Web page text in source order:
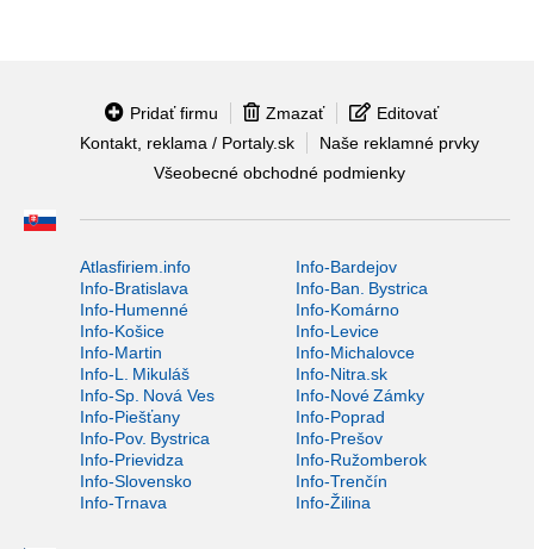
Pridať firmu Zmazať
Editovať
Kontakt, reklama / Portaly.sk
Naše reklamné prvky
Všeobecné obchodné podmienky
Atlasfiriem.info
Info-Bardejov
Info-Bratislava
Info-Ban. Bystrica
Info-Humenné
Info-Komárno
Info-Košice
Info-Levice
Info-Martin
Info-Michalovce
Info-L. Mikuláš
Info-Nitra.sk
Info-Sp. Nová Ves
Info-Nové Zámky
Info-Piešťany
Info-Poprad
Info-Pov. Bystrica
Info-Prešov
Info-Prievidza
Info-Ružomberok
Info-Slovensko
Info-Trenčín
Info-Trnava
Info-Žilina